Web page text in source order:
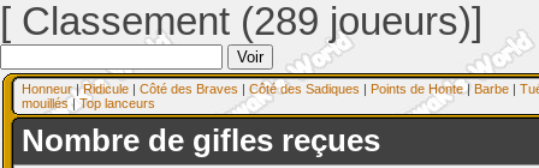
[ Classement (289 joueurs)]
Honneur|Ridicule | Côté des Braves | Côté des Sadiques | Points de Honte| Barbe |
mouillés| Top lanceurs
Nombre de gifles reçues